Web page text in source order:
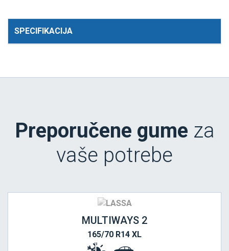
SPECIFIKACIJA
Preporučene gume za
vaše potrebe
MULTIWAYS 2
165/70 R14 XL